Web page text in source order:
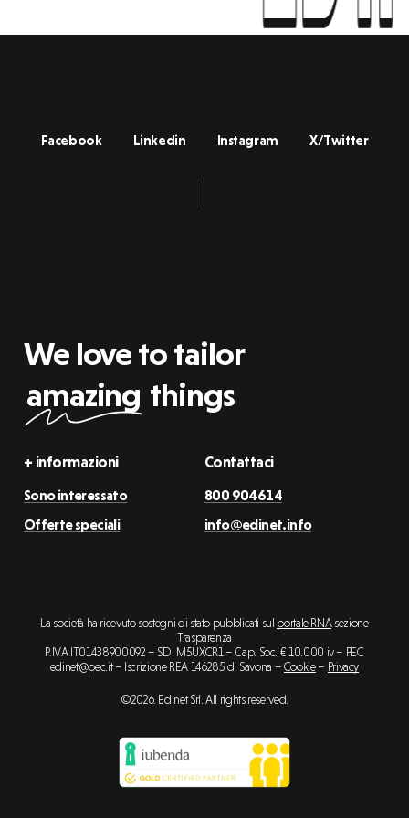
Facebook Linkedin Instagram X/Twitter
We love to tailor
amazing things
+ informazioni
Sono interessato
Offerte speciali
Contattaci
800 904614
info@edinet.info
La società ha ricevuto sostegni di stato pubblicati sul portale RNAsezione
Trasparenza
P.IVA IT01438900092 – SDI M5UXCR1 – Cap. Soc. € 10.000 iv – PEC
edinet@pec.it – Iscrizione REA 146285 di Savona – Cookie– Privacy
©2026. Edinet Srl. All rights reserved.